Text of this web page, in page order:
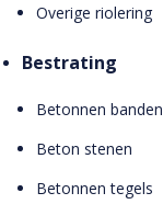
Overige riolering
Bestrating
Betonnen banden
Beton stenen
Betonnen tegels